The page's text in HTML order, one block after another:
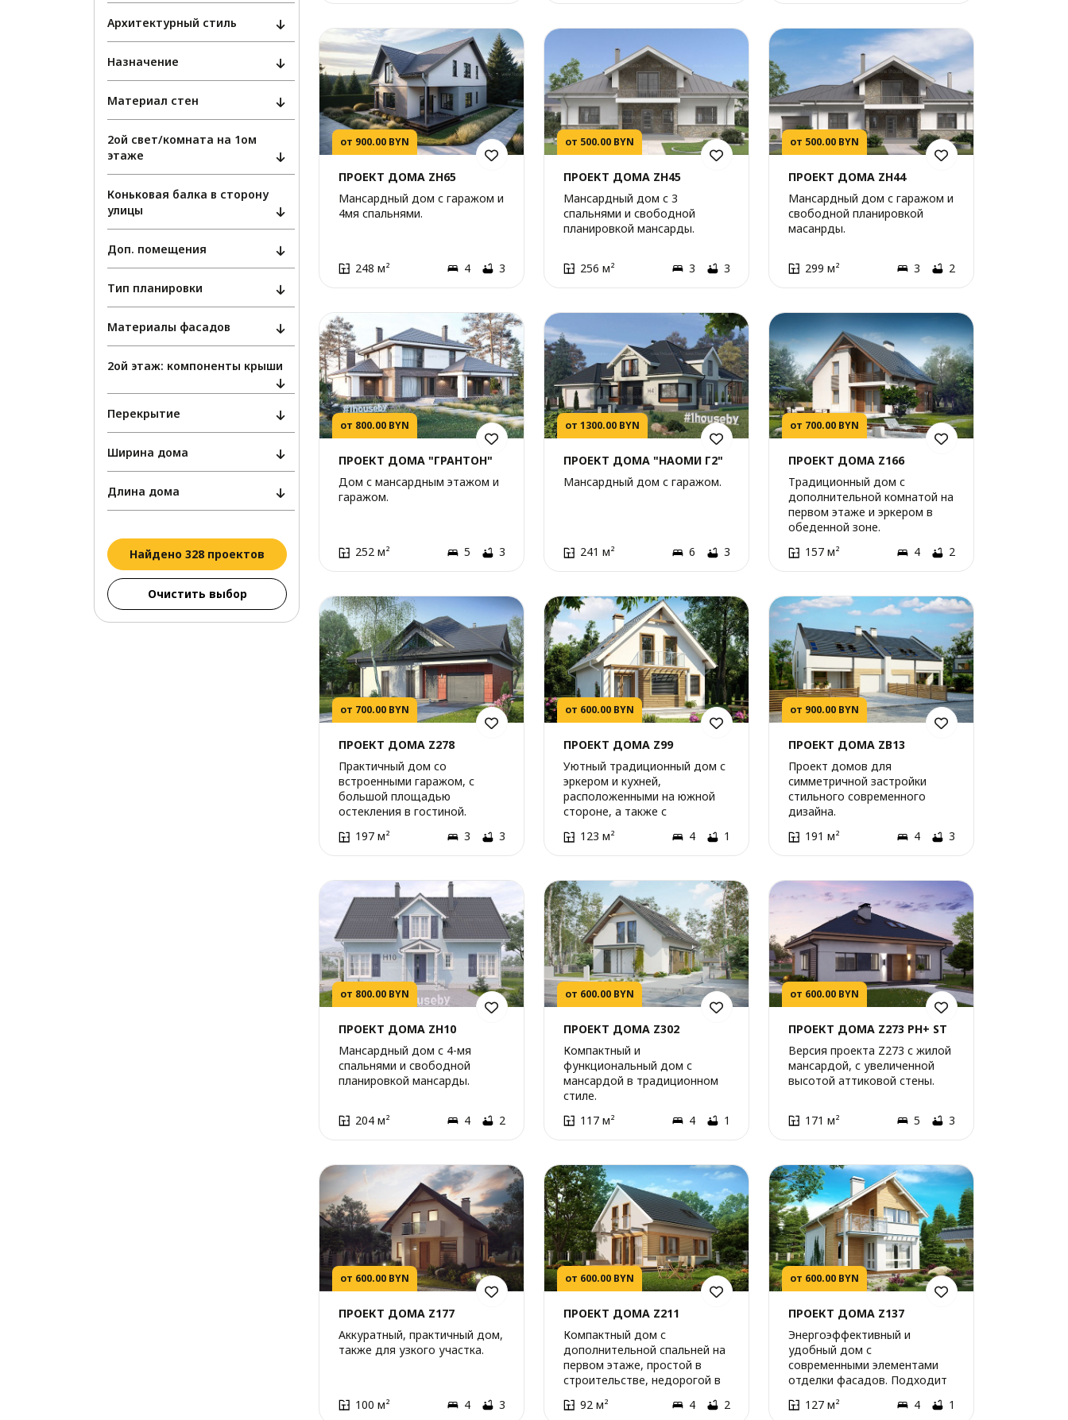
Архитектурный стиль
Назначение
Материал стен
2ой свет/комната на 1ом
этаже
Коньковая балка в сторону
улицы
Доп. помещения
Тип планировки
Материалы фасадов
2ой этаж: компоненты крыши
Перекрытие
Ширина дома
Длина дома
Найдено 328 проектов
от 900.00 BYN
ПРОЕКТ ДОМА ZH65
Мансардный дом с гаражом и
4мя спальнями.
248 м² 4 3
от 500.00 BYN
ПРОЕКТ ДОМА ZH45
Мансардный дом с 3
спальнями и свободной
планировкой мансарды.
256 м² 3 3
от 500.00 BYN
ПРОЕКТ ДОМА ZH44
Мансардный дом с гаражом и
свободной планировкой
масанрды.
299 м² 3 2
от 800.00 BYN
ПРОЕКТ ДОМА "ГРАНТОН"
Дом с мансардным этажом и
гаражом.
252 м² 5 3
от 1300.00 BYN
ПРОЕКТ ДОМА "НАОМИ Г2"
Мансардный дом с гаражом.
241 м² 6 3
от 700.00 BYN
ПРОЕКТ ДОМА Z166
Традиционный дом с
дополнительной комнатой на
первом этаже и эркером в
обеденной зоне.
157 м²
4 2
от 700.00 BYN
ПРОЕКТ ДОМА Z278
Практичный дом со
встроенными гаражом, с
большой площадью
остекления в гостиной.
197 м²
3 3
от 600.00 BYN
ПРОЕКТ ДОМА Z99
Уютный традиционный дом с
эркером и кухней,
расположенными на южной
стороне, а также с
первом этаже.
123 м² 4 1
от 900.00 BYN
ПРОЕКТ ДОМА ZB13
Проект домов для
симметричной застройки
стильного современного
дизайна.
191 м²
4 3
от 800.00 BYN
ПРОЕКТ ДОМА ZH10
Мансардный дом с 4-мя
спальнями и свободной
планировкой мансарды.
204 м² 4 2
от 600.00 BYN
ПРОЕКТ ДОМА Z302
Компактный и
функциональный дом с
мансардой в традиционном
стиле.
117 м²
4 1
от 600.00 BYN
ПРОЕКТ ДОМА Z273 PH+ ST
Версия проекта Z273 с жилой
мансардой, с увеличенной
высотой аттиковой стены.
171 м² 5 3
от 600.00 BYN
ПРОЕКТ ДОМА Z177
Аккуратный, практичный дом,
также для узкого участка.
100 м² 4 3
от 600.00 BYN
ПРОЕКТ ДОМА Z211
Компактный дом с
дополнительной спальней на
первом этаже, простой в
строительстве, недорогой в
92 м² 4 2
от 600.00 BYN
ПРОЕКТ ДОМА Z137
Энергоэффективный и
удобный дом с
современными элементами
отделки фасадов. Подходит
127 м² 4 1